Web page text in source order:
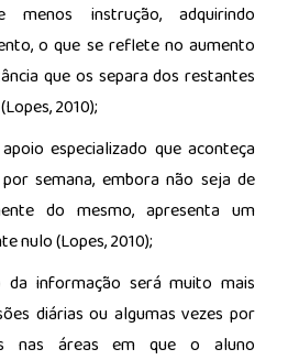
menos instrução, adquirindo
o que se reflete no aumento
que os separa dos restantes
2010);
especializado que aconteça
semana, embora não seja de
do mesmo, apresenta um
nulo (Lopes, 2010);
da informação será muito mais
diárias ou algumas vezes por
nas áreas em que o aluno